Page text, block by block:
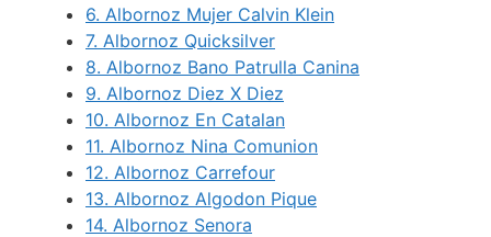
6. Albornoz Mujer Calvin Klein
7. Albornoz Quicksilver
8. Albornoz Bano Patrulla Canina
9. Albornoz Diez X Diez
10. Albornoz En Catalan
11. Albornoz Nina Comunion
12. Albornoz Carrefour
13. Albornoz Algodon Pique
14. Albornoz Senora